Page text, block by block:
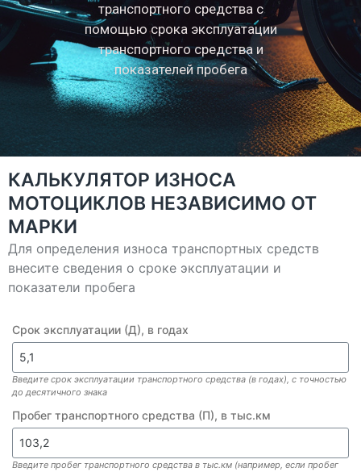
транспортного средства с
помощью срока эксплуатации
транспортного средства и
показателей пробега
КАЛЬКУЛЯТОР ИЗНОСА
МОТОЦИКЛОВ НЕЗАВИСИМО ОТ
МАРКИ
Для определения износа транспортных средств
внесите сведения о сроке эксплуатации и
показатели пробега
Срок эксплуатации (Д), в годах
Введите срок эксплуатации транспортного средства (в годах), с точностью
до десятичного знака
Пробег транспортного средства (П), в тыс.км
Введите пробег транспортного средства в тыс.км (например, если пробег